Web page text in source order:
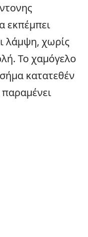
εκπέμπει
λάμψη, χωρίς
Το χαμόγελο
κατατεθέν